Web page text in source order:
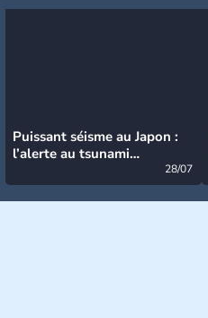
Puissant séisme au Japon :
l’alerte au tsunami
28/07